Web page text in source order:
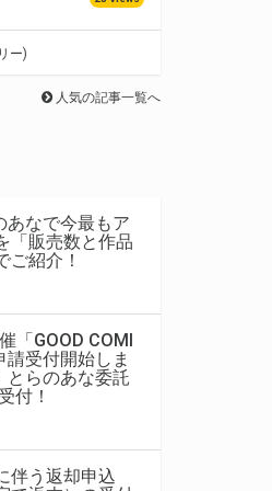
ー)
人気の記事一覧へ
あなで今最もア
「販売数と作品
ご紹介！
「GOOD COMI
受付開始しま
とらのあな委託
付！
伴う返却申込